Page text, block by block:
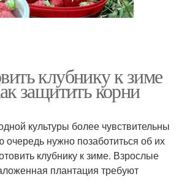
клубнику к зиме
защитить корни
культуры более чувствительны
очередь нужно позаботиться об их
клубнику к зиме. Взрослые
плантация требуют